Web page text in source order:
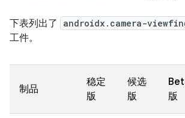
下表列出了 androidx.camera-
工件。
制品
稳定
版
候选
版
版